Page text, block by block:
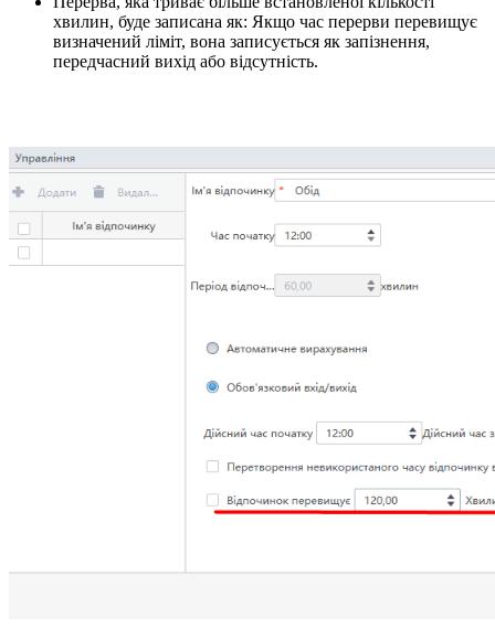
хвилин, буде записана як: Якщо час перерви перевищує
визначений ліміт, вона записується як запізнення,
передчасний вихід або відсутність.